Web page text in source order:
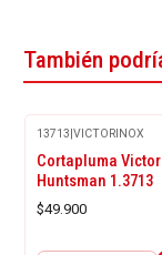
También
13713|VICTORINOX
Cortapluma
Huntsman 1.3713
$49.900